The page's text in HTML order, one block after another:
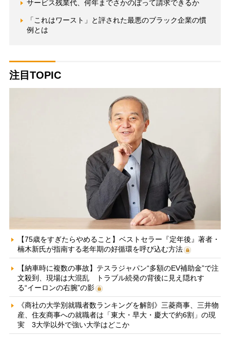
サービス残業代、何年までさかのぼって請求できるか
「これはワースト」と評された最悪のブラック企業の慣
例とは
注目TOPIC
【75歳をすぎたらやめること】ベストセラー『定年後』著者・
楠木新氏が指南する老年期の好循環を呼び込む方法
【納車時に複数の事故】テスラジャパン“多額のEV補助金”で注
文殺到、現場は大混乱 トラブル続発の背後に見え隠れす
る“イーロンの右腕”の影
《商社の大学別就職者数ランキングを解剖》三菱商事、三井物
産、住友商事への就職者は「東大・早大・慶大で約6割」の現
実 3大学以外で強い大学はどこか